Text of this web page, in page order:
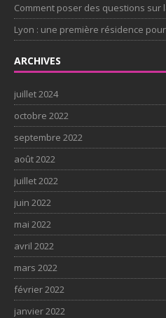
Comment poser des questions sur
Lyon : une première résidence
ARCHIVES
juillet 2024
octobre 2022
septembre 2022
août 2022
juillet 2022
juin 2022
mai 2022
avril 2022
mars 2022
février 2022
janvier 2022